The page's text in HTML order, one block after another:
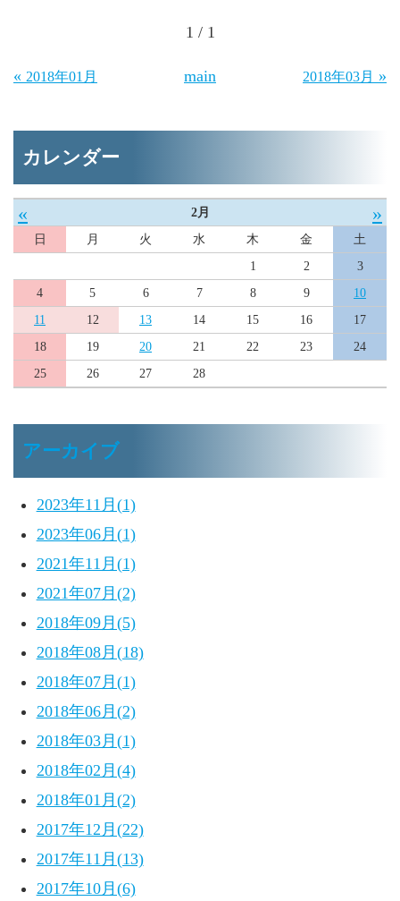
1 / 1
« 2018年01月 main 2018年03月 »
カレンダー
« 2月 »
日 月 火 水 木 金
土
1
2
3
4
5 6 7 8 9
10
11
12 13 14 15 16
17
18
19 20 21 22 23
24
25
26 27 28
アーカイブ
2023年11月(1)
2023年06月(1)
2021年11月(1)
2021年07月(2)
2018年09月(5)
2018年08月(18)
2018年07月(1)
2018年06月(2)
2018年03月(1)
2018年02月(4)
2018年01月(2)
2017年12月(22)
2017年11月(13)
2017年10月(6)